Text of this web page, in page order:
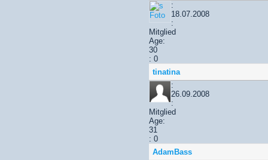
:
18.07.2008
:
Mitglied
Age:
30
: 0
tinatina
:
26.09.2008
:
Mitglied
Age:
31
: 0
AdamBass